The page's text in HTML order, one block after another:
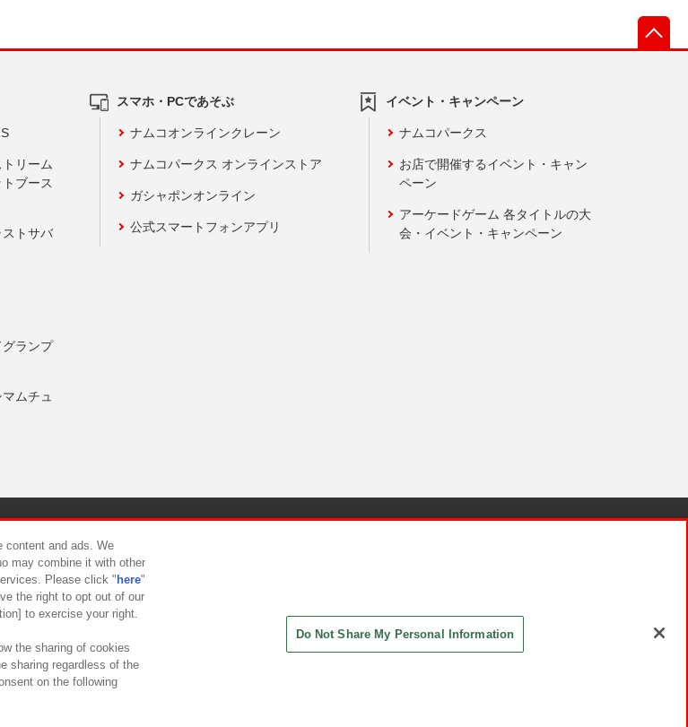
リーム
ブース
トサバ
ランプ
ムチュ
スマホ・PCであそぶ
ナムコオンラインクレーン
ナムコパークス オンラインストア
ガシャポンオンライン
公式スマートフォンアプリ
イベント・キャンペーン
ナムコパークス
お店で開催するイベント・キャン
ペーン
アーケードゲーム 各タイトルの大
会・イベント・キャンペーン
マーハラスメント対応方針
content and ads. We
may combine it with other
Please click " here"
the right to opt out of our
to exercise your right.
the sharing of cookies
sharing regardless of the
on the following
Do Not Share My Personal Information